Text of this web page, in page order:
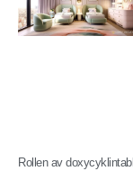
Rollen av